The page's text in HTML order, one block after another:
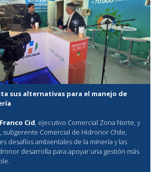
sus alternativas para el manejo de
Franco Cid, ejecutivo Comercial Zona Norte, y
, subgerente Comercial de Hidronor Chile,
desafíos ambientales de la minería y las
desarrolla para apoyar una gestión más